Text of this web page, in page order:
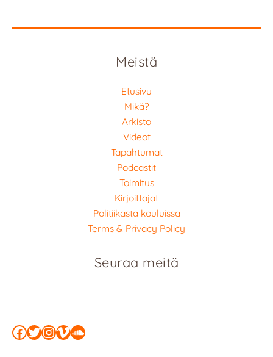
Meistä
Etusivu
Mikä?
Arkisto
Videot
Tapahtumat
Podcastit
Toimitus
Kirjoittajat
Politiikasta kouluissa
Terms & Privacy Policy
Seuraa meitä
Facebook
Twitter
Instagram
Vimeo
SoundCloud